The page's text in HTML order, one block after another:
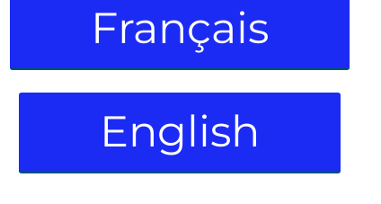
Français
English